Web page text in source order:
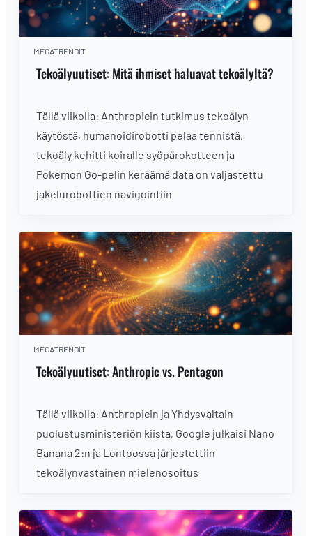
MEGATRENDIT
Tekoälyuutiset: Mitä ihmiset haluavat tekoälyltä?
Tällä viikolla: Anthropicin tutkimus tekoälyn
käytöstä, humanoidirobotti pelaa tennistä,
tekoäly kehitti koiralle syöpärokotteen ja
Pokemon Go-pelin keräämä data on valjastettu
jakelurobottien navigointiin
MEGATRENDIT
Tekoälyuutiset: Anthropic vs. Pentagon
Tällä viikolla: Anthropicin ja Yhdysvaltain
puolustusministeriön kiista, Google julkaisi Nano
Banana 2:n ja Lontoossa järjestettiin
tekoälynvastainen mielenosoitus